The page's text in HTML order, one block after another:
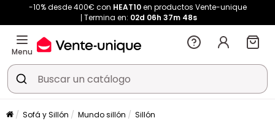
-10% desde 400€ con HEAT10en productos Vente-unique
Termina en: 02d 06h 37m 48s
Menu
Sofá y Sillón Mundo sillón Sillón